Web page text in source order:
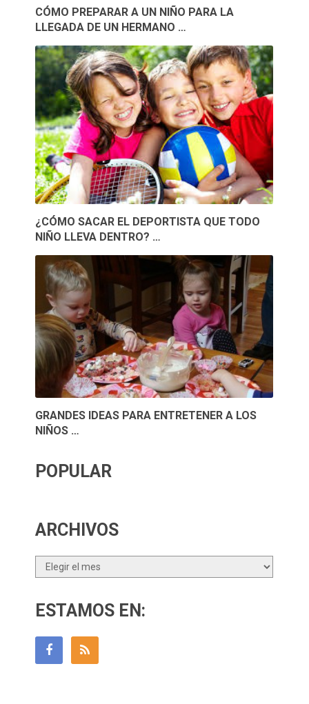
CÓMO PREPARAR A UN NIÑO PARA LA
LLEGADA DE UN HERMANO …
¿CÓMO SACAR EL DEPORTISTA QUE TODO
NIÑO LLEVA DENTRO? …
GRANDES IDEAS PARA ENTRETENER A LOS
NIÑOS …
POPULAR
ARCHIVOS
Archivos
ESTAMOS EN: